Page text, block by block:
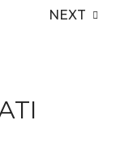
NEXT